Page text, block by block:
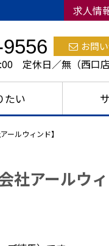
求人情
お問
定休日／無（西口
たい
ルウィンド】
社アールウ